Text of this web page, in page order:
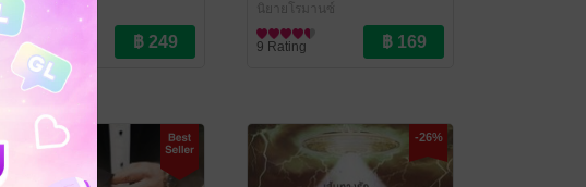
นิยายโรมานซ์
8 Rating
นิยายโรมานซ์
9 Rating
-26%